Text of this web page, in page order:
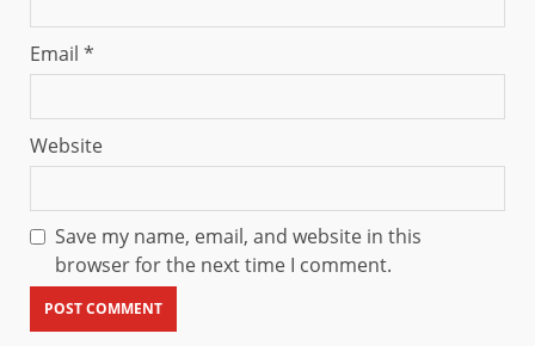
Email *
Website
Save my name, email, and website in this
browser for the next time I comment.